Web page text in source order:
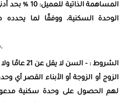
الوحدة السكنية، ووفقًا لما
فترة السداد : تصل إلى 20 عام.
الزوج أو الزوجة أو الأبناء القصر أي
لهم الحصول على وحدة سكنية